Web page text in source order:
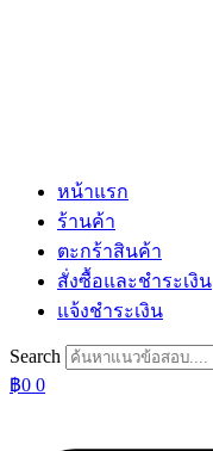
หน้าแรก
ร้านค้า
ตะกร้าสินค้า
สั่งซื้อและชำระเงิน
แจ้งชำระเงิน
Search
฿0 0